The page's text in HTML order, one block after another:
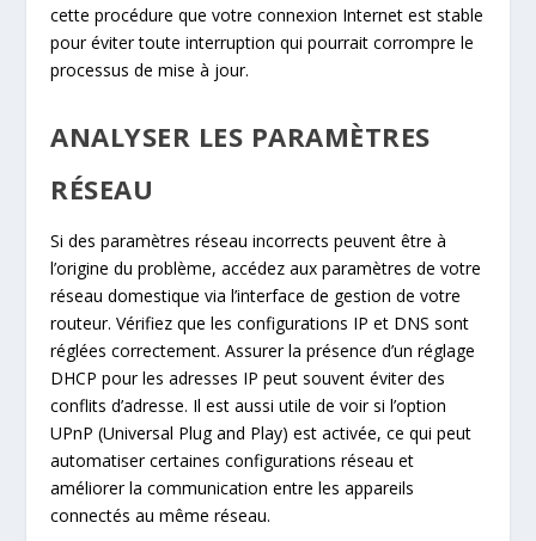
cette procédure que votre connexion Internet est stable
pour éviter toute interruption qui pourrait corrompre le
processus de mise à jour.
ANALYSER LES PARAMÈTRES
RÉSEAU
Si des paramètres réseau incorrects peuvent être à
l’origine du problème, accédez aux paramètres de votre
réseau domestique via l’interface de gestion de votre
routeur. Vérifiez que les configurations IP et DNS sont
réglées correctement. Assurer la présence d’un réglage
DHCP pour les adresses IP peut souvent éviter des
conflits d’adresse. Il est aussi utile de voir si l’option
UPnP (Universal Plug and Play) est activée, ce qui peut
automatiser certaines configurations réseau et
améliorer la communication entre les appareils
connectés au même réseau.